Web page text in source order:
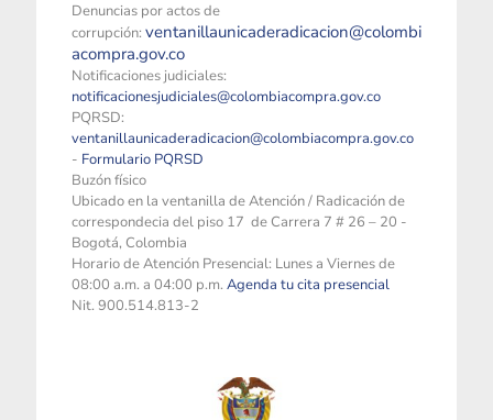
Denuncias por actos de
corrupción: ventanillaunicaderadicacion@colombi
acompra.gov.co
Notificaciones judiciales:
notificacionesjudiciales@colombiacompra.gov.co
PQRSD:
ventanillaunicaderadicacion@colombiacompra.gov.co
- Formulario PQRSD
Buzón físico
Ubicado en la ventanilla de Atención / Radicación de
correspondecia del piso 17 de Carrera 7 # 26 – 20 -
Bogotá, Colombia
Horario de Atención Presencial: Lunes a Viernes de
08:00 a.m. a 04:00 p.m. Agenda tu cita presencial
Nit. 900.514.813-2